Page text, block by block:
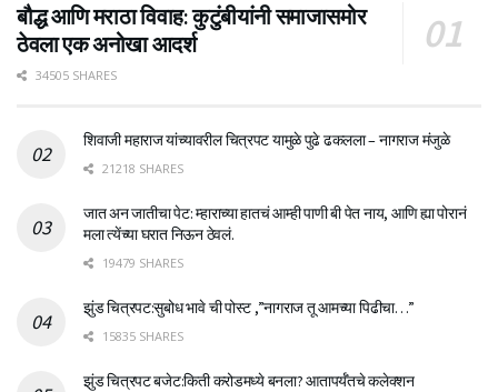
बौद्ध आणि मराठा विवाह: कुटुंबीयांनी समाजासमोर
ठेवला एक अनोखा आदर्श
34505 SHARES
शिवाजी महाराज यांच्यावरील चित्रपट यामुळे पुढे ढकलला – नागराज मंजुळे
21218 SHARES
जात अन जातीचा पेट: म्हाराच्या हातचं आम्ही पाणी बी पेत नाय, आणि ह्या पोरानं
मला त्येंच्या घरात निऊन ठेवलं.
19479 SHARES
झुंड चित्रपट:सुबोध भावे ची पोस्ट ,”नागराज तू आमच्या पिढीचा…”
15835 SHARES
झुंड चित्रपट बजेट:किती करोडमध्ये बनला? आतापर्यँतचे कलेक्शन